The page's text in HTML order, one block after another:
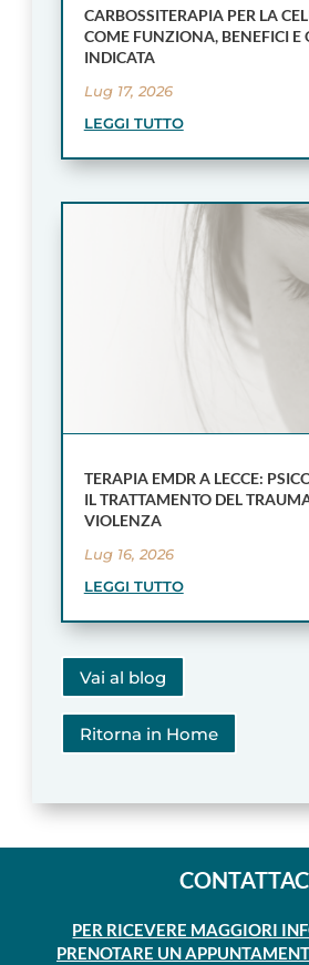
CARBOSSITERAPIA PER LA
COME FUNZIONA, BENEFICI E
INDICATA
Lug 17, 2026
LEGGI TUTTO
TERAPIA EMDR A LECCE:
IL TRATTAMENTO DEL
VIOLENZA
Lug 16, 2026
LEGGI TUTTO
Vai al blog
Ritorna in Home
PER RICEVERE MAGGIORI
PRENOTARE UN